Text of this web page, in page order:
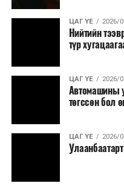
ЦАГ ҮЕ 2026/
Нийтийн
түр
ЦАГ ҮЕ 2026/
Автомашины
төгссөн бол
ЦАГ ҮЕ 2026/